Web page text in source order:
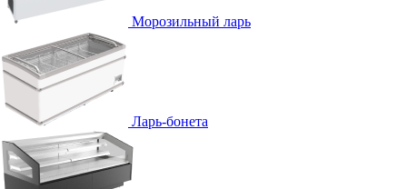
Морозильный ларь
Ларь-бонета